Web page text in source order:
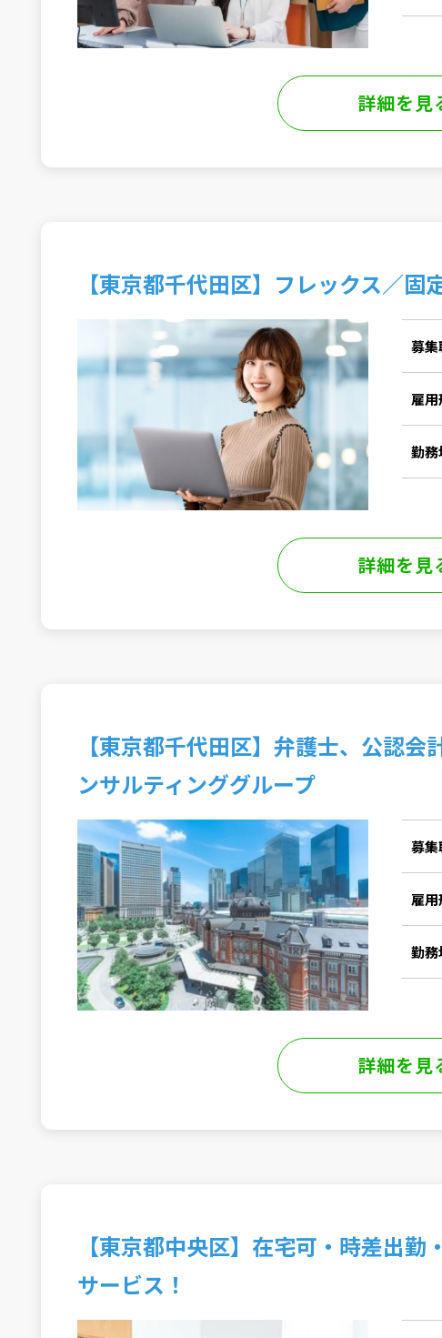
詳細を見
【東京都千代田区】フレックス／
募集
雇
勤務
詳細を見
【東京都千代田区】弁護士、公認
ンサルティンググループ
募集
雇
勤務
詳細を見
【東京都中央区】在宅可・時差出
サービス！